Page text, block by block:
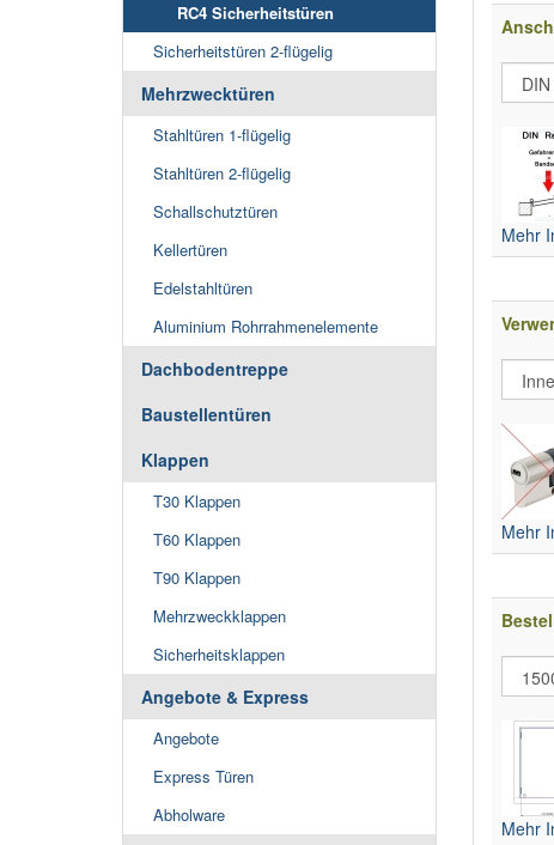
RC4 Sicherheitstüren
Sicherheitstüren 2-flügelig
Mehrzwecktüren
Stahltüren 1-flügelig
Stahltüren 2-flügelig
Schallschutztüren
Kellertüren
Edelstahltüren
Aluminium Rohrrahmenelemente
Dachbodentreppe
Baustellentüren
Klappen
T30 Klappen
T60 Klappen
T90 Klappen
Mehrzweckklappen
Sicherheitsklappen
Angebote & Express
Angebote
Express Türen
Abholware
Mehr
Mehr
Mehr